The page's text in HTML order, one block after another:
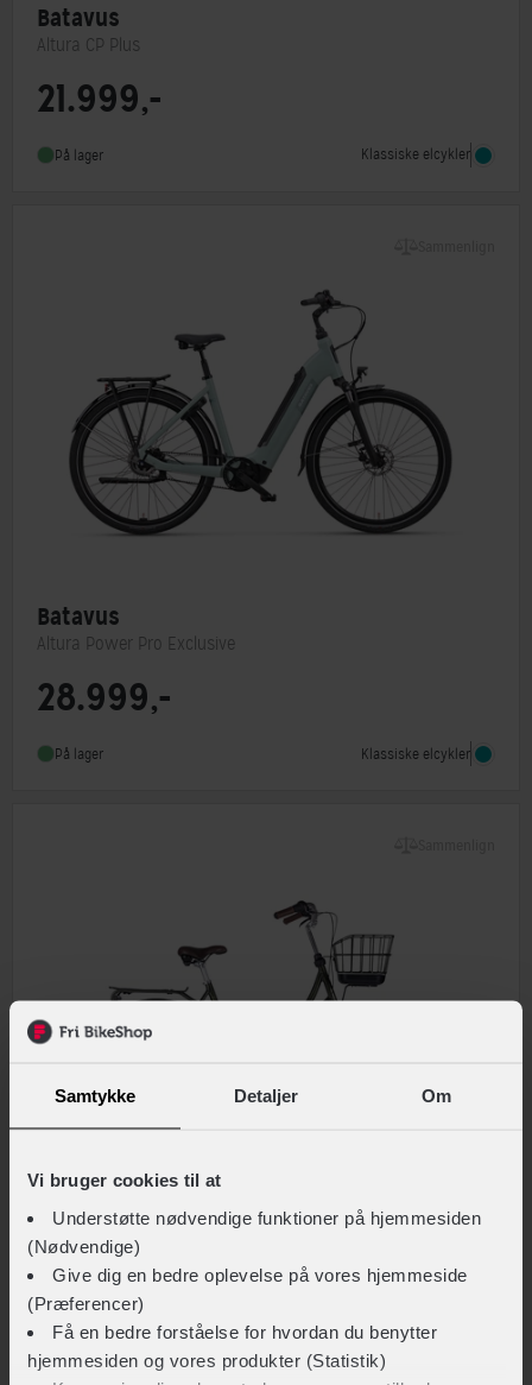
Samtykke Detaljer Om
Vi bruger cookies til at
Understøtte nødvendige funktioner på hjemmesiden
(Nødvendige)
Give dig en bedre oplevelse på vores hjemmeside
(Præferencer)
Få en bedre forståelse for hvordan du benytter
hjemmesiden og vores produkter (Statistik)
Batavus
Altura CP Plus
Motorplacering
Stelmateriale
Aluminium
21.999,-
På lager Klassiske elcykler
Batavus
Altura Power Pro Exclusive
Motorplacering
Stelmateriale
Aluminium
28.999,-
På lager Klassiske elcykler
Batavus
Cambridge
Steltype
Stelmateriale
Aluminium
Forbremse
Rullebremse Shimano
8.799,-
På lager Klassiske cykler